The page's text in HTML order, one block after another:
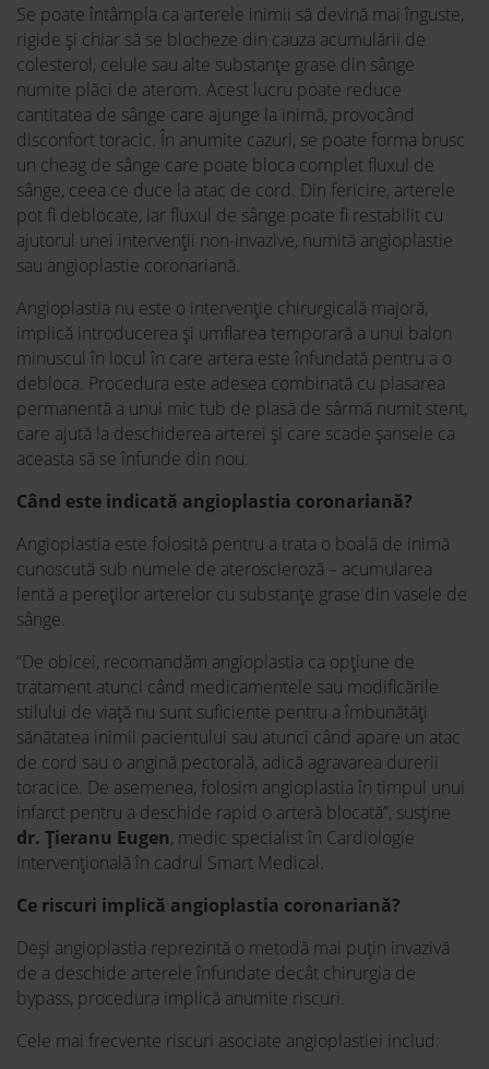
Se poate întâmpla ca arterele inimii să devină mai înguste,
rigide și chiar să se blocheze din cauza acumulării de
colesterol, celule sau alte substanțe grase din sânge
numite plăci de aterom. Acest lucru poate reduce
cantitatea de sânge care ajunge la inimă, provocând
disconfort toracic. În anumite cazuri, se poate forma brusc
un cheag de sânge care poate bloca complet fluxul de
sânge, ceea ce duce la atac de cord. Din fericire, arterele
pot fi deblocate, iar fluxul de sânge poate fi restabilit cu
ajutorul unei intervenții non-invazive, numită angioplastie
sau angioplastie coronariană.
Angioplastia nu este o intervenție chirurgicală majoră,
implică introducerea și umflarea temporară a unui balon
minuscul în locul în care artera este înfundată pentru a o
debloca. Procedura este adesea combinată cu plasarea
permanentă a unui mic tub de plasă de sârmă numit stent,
care ajută la deschiderea arterei și care scade șansele ca
aceasta să se înfunde din nou.
Când este indicată angioplastia coronariană?
Angioplastia este folosită pentru a trata o boală de inimă
cunoscută sub numele de ateroscleroză – acumularea
lentă a pereților arterelor cu substanțe grase din vasele de
sânge.
“De obicei, recomandăm angioplastia ca opțiune de
tratament atunci când medicamentele sau modificările
stilului de viață nu sunt suficiente pentru a îmbunătăți
sănătatea inimii pacientului sau atunci când apare un atac
de cord sau o angină pectorală, adică agravarea durerii
toracice. De asemenea, folosim angioplastia în timpul unui
infarct pentru a deschide rapid o arteră blocată”, susține
dr. Țieranu Eugen, medic specialist în Cardiologie
Intervențională în cadrul Smart Medical.
Ce riscuri implică angioplastia coronariană?
Deși angioplastia reprezintă o metodă mai puțin invazivă
de a deschide arterele înfundate decât chirurgia de
bypass, procedura implică anumite riscuri.
Cele mai frecvente riscuri asociate angioplastiei includ: